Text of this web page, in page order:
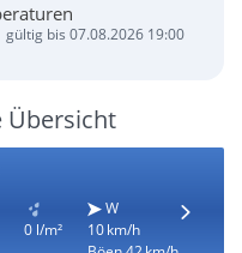
bis 07.08.2026 19:00
Übersicht
0 l/m²
W
10 km/h